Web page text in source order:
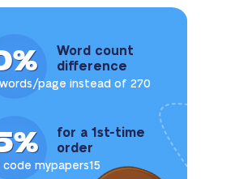
Word count
difference
page instead of 270
for a 1st-time
order
code mypapers15